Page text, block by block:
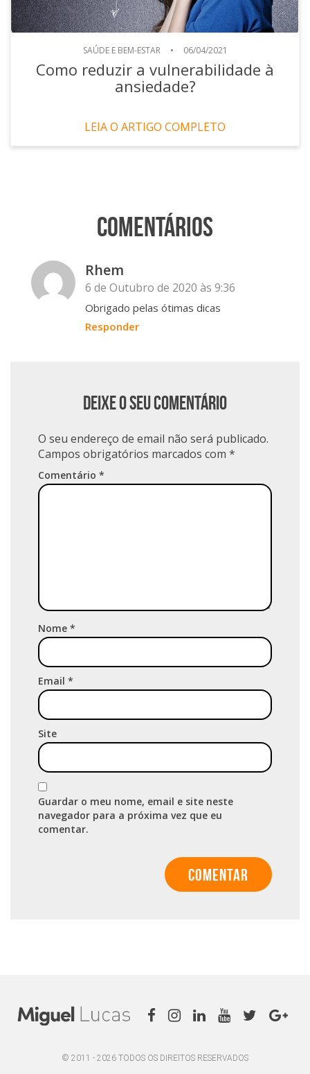
SAÚDE E BEM-ESTAR • 06/04/2021
Como reduzir a vulnerabilidade à
ansiedade?
LEIA O ARTIGO COMPLETO
Comentários
Rhem
6 de Outubro de 2020 às 9:36
Obrigado pelas ótimas dicas
Responder
Deixe o seu comentário
O seu endereço de email não será publicado.
Campos obrigatórios marcados com *
Comentário *
Nome *
Email *
Site
Guardar o meu nome, email e site neste
navegador para a próxima vez que eu
comentar.
© 2011 - 2026 TODOS OS DIREITOS RESERVADOS